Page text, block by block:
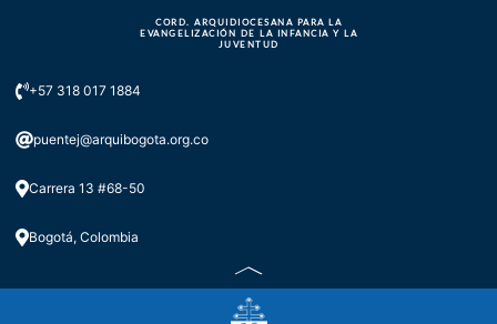
CORD. ARQUIDIOCESANA PARA LA
EVANGELIZACIÓN DE LA INFANCIA Y LA
JUVENTUD
+57 318 017 1884
puentej@arquibogota.org.co
Carrera 13 #68-50
Bogotá, Colombia